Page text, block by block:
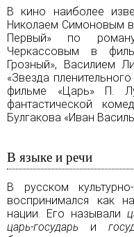
В кино наиболее
Николаем Симоновым
Первый» по
Черкассовым в
Грозный», Василием
«Звезда
фильме «Царь» П.
фантастической
Булгакова «Иван
В языке и речи
В русском
воспринимался как
нации. Его называли
царь-государь и